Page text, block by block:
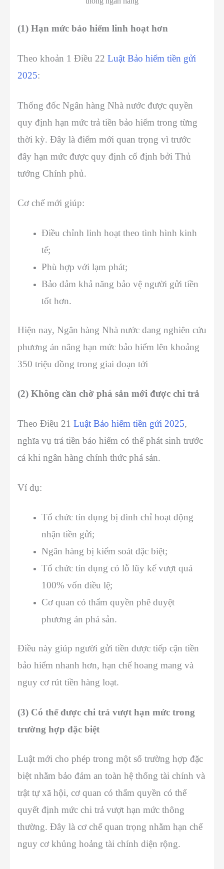
(1) Hạn mức bảo hiểm linh hoạt hơn
Theo khoản 1 Điều 22 Luật Bảo hiểm tiền gửi
2025:
Thống đốc Ngân hàng Nhà nước được quyền
quy định hạn mức trả tiền bảo hiểm trong từng
thời kỳ. Đây là điểm mới quan trọng vì trước
đây hạn mức được quy định cố định bởi Thủ
tướng Chính phủ.
Cơ chế mới giúp:
Điều chỉnh linh hoạt theo tình hình kinh
tế;
Phù hợp với lạm phát;
Bảo đảm khả năng bảo vệ người gửi tiền
tốt hơn.
Hiện nay, Ngân hàng Nhà nước đang nghiên cứu
phương án nâng hạn mức bảo hiểm lên khoảng
350 triệu đồng trong giai đoạn tới
(2) Không cần chờ phá sản mới được chi trả
Theo Điều 21 Luật Bảo hiểm tiền gửi 2025,
nghĩa vụ trả tiền bảo hiểm có thể phát sinh trước
cả khi ngân hàng chính thức phá sản.
Ví dụ:
Tổ chức tín dụng bị đình chỉ hoạt động
nhận tiền gửi;
Ngân hàng bị kiểm soát đặc biệt;
Tổ chức tín dụng có lỗ lũy kế vượt quá
100% vốn điều lệ;
Cơ quan có thẩm quyền phê duyệt
phương án phá sản.
Điều này giúp người gửi tiền được tiếp cận tiền
bảo hiểm nhanh hơn, hạn chế hoang mang và
nguy cơ rút tiền hàng loạt.
(3) Có thể được chi trả vượt hạn mức trong
trường hợp đặc biệt
Luật mới cho phép trong một số trường hợp đặc
biệt nhằm bảo đảm an toàn hệ thống tài chính và
trật tự xã hội, cơ quan có thẩm quyền có thể
quyết định mức chi trả vượt hạn mức thông
thường. Đây là cơ chế quan trọng nhằm hạn chế
nguy cơ khủng hoảng tài chính diện rộng.